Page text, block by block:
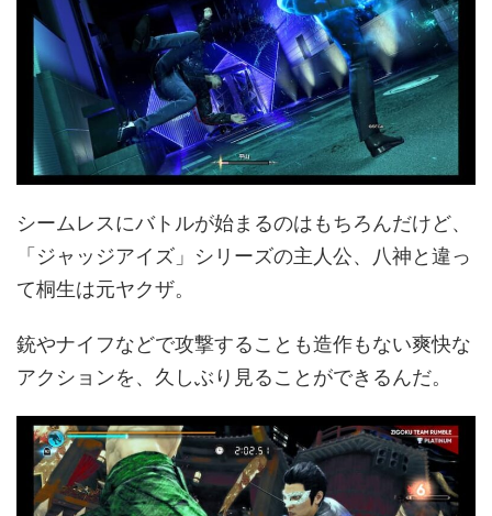
シームレスにバトルが始まるのはもちろんだけど、
「ジャッジアイズ」シリーズの主人公、八神と違っ
て桐生は元ヤクザ。
銃やナイフなどで攻撃することも造作もない爽快な
アクションを、久しぶり見ることができるんだ。